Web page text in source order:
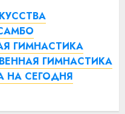
ГИМНАСТИКА
ГИМНАСТИКА
НА СЕГОДНЯ